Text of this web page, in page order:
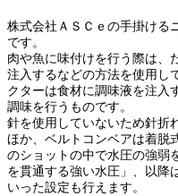
株式会社ＡＳＣｅの手掛ける
です。
肉や魚に味付けを行う際は、
注入するなどの方法を使用し
クターは食材に調味液を注入
調味を行うものです。
針を使用していないため針折
ほか、ベルトコンベアは着脱
のショットの中で水圧の強弱
を貫通する強い水圧」、以降
いった設定も行えます。